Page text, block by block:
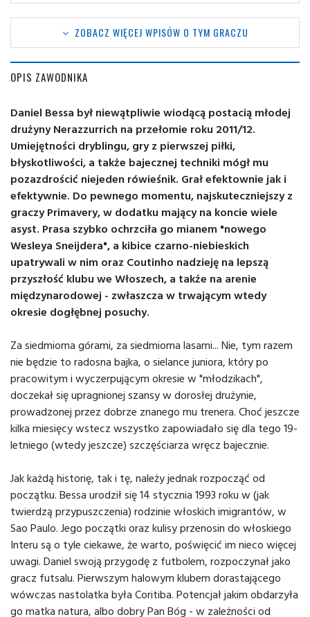
ZOBACZ WIĘCEJ WPISÓW O TYM GRACZU
OPIS ZAWODNIKA
Daniel Bessa był niewątpliwie wiodącą postacią młodej
drużyny Nerazzurrich na przełomie roku 2011/12.
Umiejętności dryblingu, gry z pierwszej piłki,
błyskotliwości, a także bajecznej techniki mógł mu
pozazdrościć niejeden rówieśnik. Grał efektownie jak i
efektywnie. Do pewnego momentu, najskuteczniejszy z
graczy Primavery, w dodatku mający na koncie wiele
asyst. Prasa szybko ochrzciła go mianem "nowego
Wesleya Sneijdera", a kibice czarno-niebieskich
upatrywali w nim oraz Coutinho nadzieję na lepszą
przyszłość klubu we Włoszech, a także na arenie
międzynarodowej - zwłaszcza w trwającym wtedy
okresie dogłębnej posuchy.
Za siedmioma górami, za siedmioma lasami... Nie, tym razem
nie będzie to radosna bajka, o sielance juniora, który po
pracowitym i wyczerpującym okresie w "młodzikach",
doczekał się upragnionej szansy w dorosłej drużynie,
prowadzonej przez dobrze znanego mu trenera. Choć jeszcze
kilka miesięcy wstecz wszystko zapowiadało się dla tego 19-
letniego (wtedy jeszcze) szczęściarza wręcz bajecznie.
Jak każdą historię, tak i tę, należy jednak rozpocząć od
początku. Bessa urodził się 14 stycznia 1993 roku w (jak
twierdzą przypuszczenia) rodzinie włoskich imigrantów, w
Sao Paulo. Jego początki oraz kulisy przenosin do włoskiego
Interu są o tyle ciekawe, że warto, poświęcić im nieco więcej
uwagi. Daniel swoją przygodę z futbolem, rozpoczynał jako
gracz futsalu. Pierwszym halowym klubem dorastającego
wówczas nastolatka była Coritiba. Potencjał jakim obdarzyła
go matka natura, albo dobry Pan Bóg - w zależności od